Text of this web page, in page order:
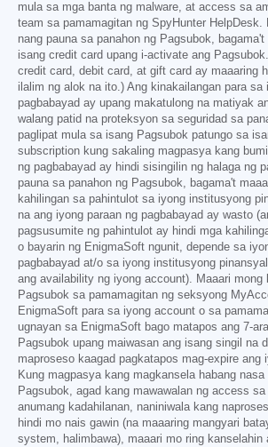
mula sa mga banta ng malware, at access sa
team sa pamamagitan ng SpyHunter HelpDesk.
nang pauna sa panahon ng Pagsubok,
isang credit card upang i-activate ang
credit card, debit card, at gift card ay maaaring
ilalim ng alok na ito.) Ang kinakailangan para sa
pagbabayad ay upang makatulong na matiyak
walang patid na proteksyon sa seguridad sa
paglipat mula sa isang Pagsubok patungo sa
subscription kung sakaling magpasya kang
ng pagbabayad ay hindi sisingilin ng halaga ng
pauna sa panahon ng Pagsubok, bagama't
kahilingan sa pahintulot sa iyong institusyong
na ang iyong paraan ng pagbabayad ay wasto
pagsusumite ng pahintulot ay hindi mga
o bayarin ng EnigmaSoft ngunit, depende sa
pagbabayad at/o sa iyong institusyong
ang availability ng iyong account). Maaari mong
Pagsubok sa pamamagitan ng seksyong
EnigmaSoft para sa iyong account o sa
ugnayan sa EnigmaSoft bago matapos ang 7-
Pagsubok upang maiwasan ang isang singil na
maproseso kaagad pagkatapos mag-expire ang
Kung magpasya kang magkansela habang
Pagsubok, agad kang mawawalan ng access
anumang kadahilanan, naniniwala kang
hindi mo nais gawin (na maaaring mangyari
system, halimbawa), maaari mo ring kanselahin